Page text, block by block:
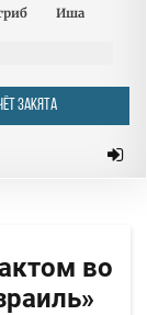
Иша
ЗАКЯТА
во